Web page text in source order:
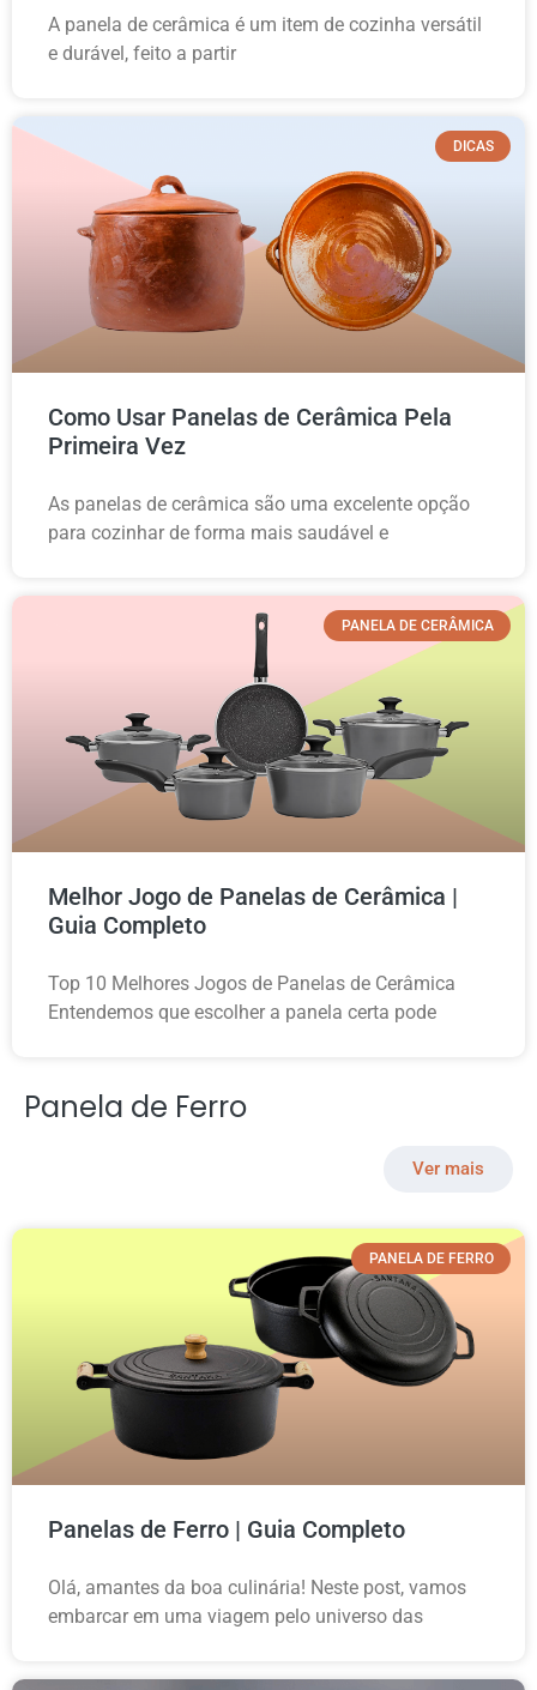
A panela de cerâmica é um item de cozinha versátil
e durável, feito a partir
DICAS
Como Usar Panelas de Cerâmica Pela
Primeira Vez
As panelas de cerâmica são uma excelente opção
para cozinhar de forma mais saudável e
PANELA DE CERÂMICA
Melhor Jogo de Panelas de Cerâmica |
Guia Completo
Top 10 Melhores Jogos de Panelas de Cerâmica
Entendemos que escolher a panela certa pode
Panela de Ferro
Ver mais
PANELA DE FERRO
Panelas de Ferro | Guia Completo
Olá, amantes da boa culinária! Neste post, vamos
embarcar em uma viagem pelo universo das